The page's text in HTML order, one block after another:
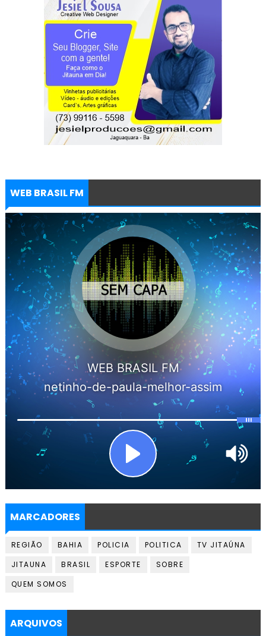
WEB BRASIL FM
MARCADORES
REGIÃO BAHIA POLICIA POLITICA
TV JITAÚNA
JITAUNA
BRASIL ESPORTE
SOBRE
QUEM SOMOS
ARQUIVOS